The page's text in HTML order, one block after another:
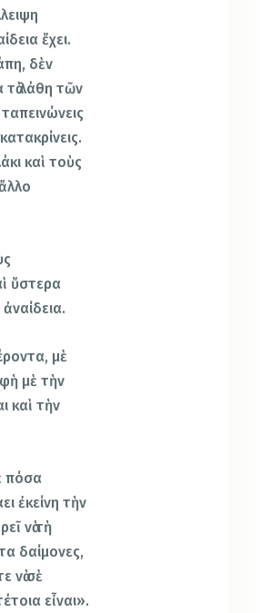
ἔχει.
δὲν
τὰ λάθη τῶν
καὶ τοὺς
ὕστερα
μὲ
μὲ τὴν
καὶ τὴν
πόσα
ἐκείνη τὴν
νὰ τὴ
δαίμονες,
νὰ σὲ
εἶναι».